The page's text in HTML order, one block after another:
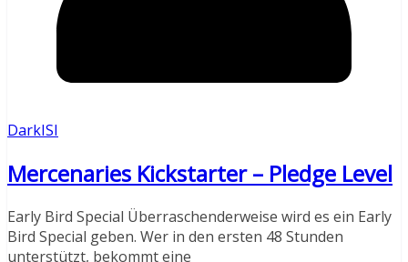
DarkISI
Mercenaries Kickstarter – Pledge Level
Early Bird Special Überraschenderweise wird es ein Early
Bird Special geben. Wer in den ersten 48 Stunden
unterstützt, bekommt eine